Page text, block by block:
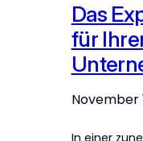
Das
für
November